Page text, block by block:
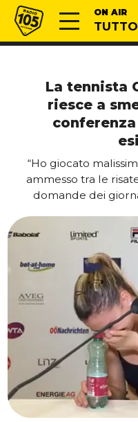
Vai al contenuto
Radio 105 ON AIR
La tennista
riesce a
“Ho giocato
ammesso tra le
domande dei